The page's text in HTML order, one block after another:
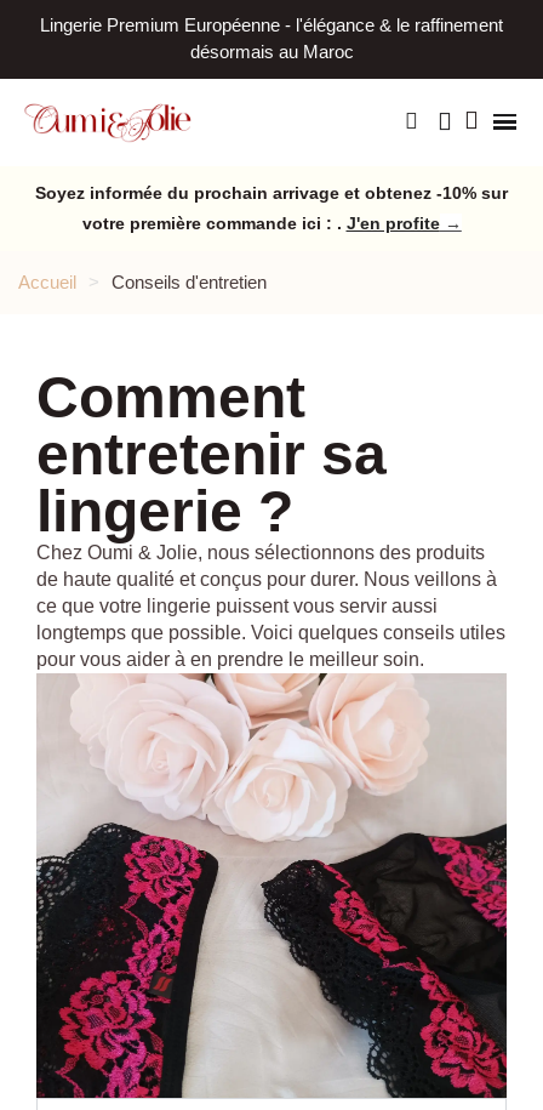
Lingerie Premium Européenne - l'élégance & le raffinement
désormais au Maroc
Soyez informée du prochain arrivage et obtenez -10% sur
votre première commande ici : . J'en profite →
Accueil Conseils d'entretien
Comment
entretenir sa
lingerie ?
Chez Oumi & Jolie, nous sélectionnons des produits
de haute qualité et conçus pour durer. Nous veillons à
ce que votre lingerie puissent vous servir aussi
longtemps que possible. Voici quelques conseils utiles
pour vous aider à en prendre le meilleur soin.